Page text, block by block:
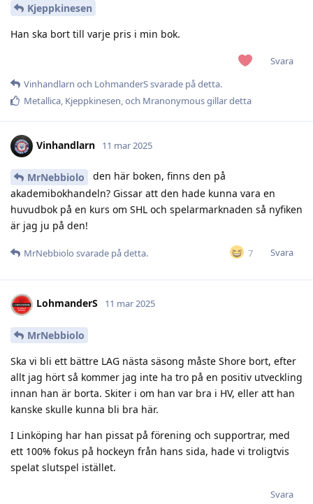
Kjeppkinesen
Han ska bort till varje pris i min bok.
Svara
Vinhandlarn och LohmanderSsvarade på detta.
Metallica, Kjeppkinesen, och Mranonymousgillar detta
Vinhandlarn 11 mar 2025
MrNebbiolo
den här boken, finns den på
akademibokhandeln? Gissar att den hade kunna vara en
huvudbok på en kurs om SHL och spelarmarknaden så nyfiken
är jag ju på den!
7 Svara
MrNebbiolo svarade på detta.
LohmanderS 11 mar 2025
MrNebbiolo
Ska vi bli ett bättre LAG nästa säsong måste Shore bort, efter
allt jag hört så kommer jag inte ha tro på en positiv utveckling
innan han är borta. Skiter i om han var bra i HV, eller att han
kanske skulle kunna bli bra här.
I Linköping har han pissat på förening och supportrar, med
ett 100% fokus på hockeyn från hans sida, hade vi troligtvis
spelat slutspel istället.
Svara